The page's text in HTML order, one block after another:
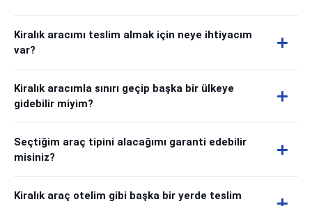
Kiralık aracımı teslim almak için neye ihtiyacım
var?
Kiralık aracımla sınırı geçip başka bir ülkeye
gidebilir miyim?
Seçtiğim araç tipini alacağımı garanti edebilir
misiniz?
Kiralık araç otelim gibi başka bir yerde teslim